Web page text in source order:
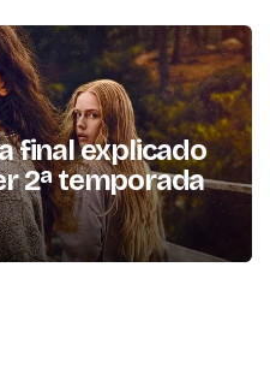
final explicado
2ª temporada